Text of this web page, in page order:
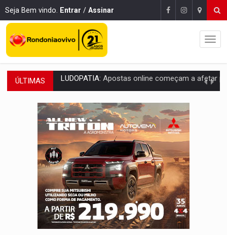
Seja Bem vindo. Entrar / Assinar
ÚLTIMAS REFLORESTAMENTO: Plantar árvores não será mais suficiente para
OVNIS NA LUA:Cientistas alertam para possível base secreta no satélite
ACABOU COM PEUGEOT: Incêndio destrói carro que era rebocado para oficina
VÍDEO:Ladrão é filmado furtando moto na frente do bar
BOLSAS DE PESQUISA:Iniciativa Amazônia+10 lança chamada para fortalecer
MATERIAL:Brasil tem grandes reservas de urânio, mas produz pouco e
VÍDEO:Serpente capturada na fábrica da Coca-Cola é
HOMENAGEM:Cientistas cassados pelo AI-5 se tornam pesquisadores